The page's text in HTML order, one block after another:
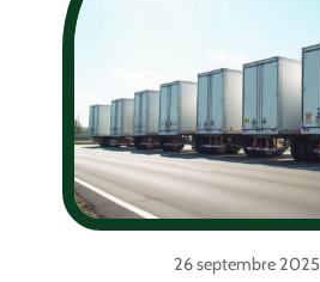
26 septembre 2025